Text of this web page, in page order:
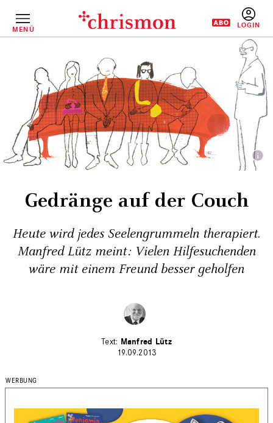
InhaltMENÜ
Gedränge auf der Couch
Heute wird jedes Seelengrummeln therapiert.
Manfred Lütz meint: Vielen Hilfesuchenden
wäre mit einem Freund besser geholfen
Manfred Lütz
19.09.2013